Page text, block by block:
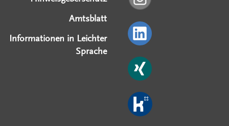
Amtsblatt
Informationen in Leichter
Sprache